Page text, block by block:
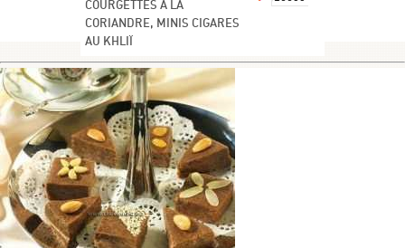
COURGETTES À LA
CORIANDRE, MINIS CIGARES
AU KHLIÏ